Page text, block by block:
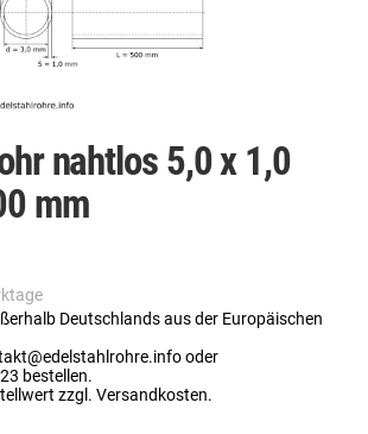
nahtlos 5,0 x 1,0
mm
Deutschlands aus der Europäischen
oder
bestellen.
zzgl. Versandkosten.